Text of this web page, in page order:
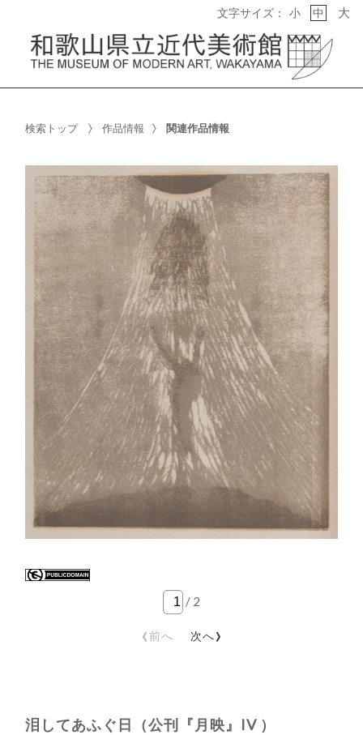
文字サイズ： 小 中 大
検索トップ 作品情報 関連作品情報
/ 2
‹前へ 次へ›
泪してあふぐ日（公刊『月映』IV ）